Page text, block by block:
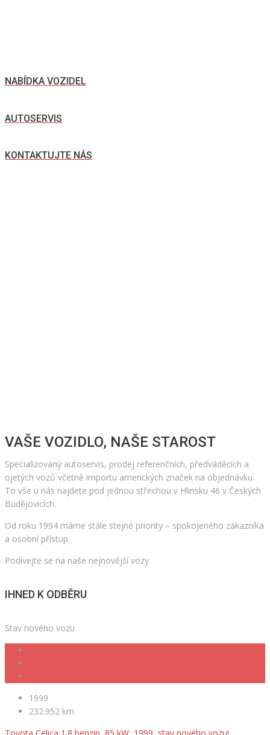
NABÍDKA VOZIDEL
AUTOSERVIS
KONTAKTUJTE NÁS
VAŠE VOZIDLO, NAŠE STAROST
Specializovaný autoservis, prodej referenčních, předváděcích a
ojetých vozů včetně importu amerických značek na objednávku.
To vše u nás najdete pod jednou střechou v Hlinsku 46 v Českých
Budějovicích.
Od roku 1994 máme stále stejné priority – spokojeného zákazníka
a osobní přístup.
Podívejte se na naše nejnovější vozy
IHNED K ODBĚRU
Stav nového vozu
1999
232.952 km